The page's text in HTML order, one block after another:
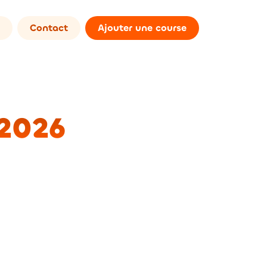
Contact Ajouter une course